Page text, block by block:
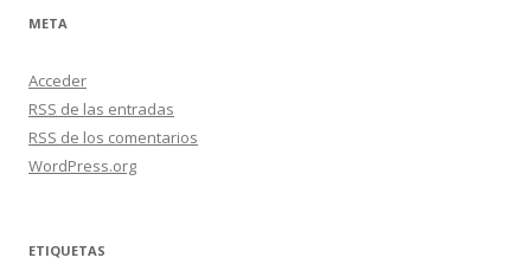
META
Acceder
RSS de las entradas
RSS de los comentarios
WordPress.org
ETIQUETAS